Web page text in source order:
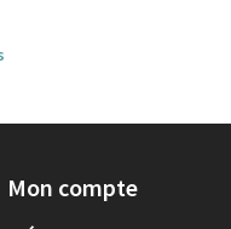
Mon compte